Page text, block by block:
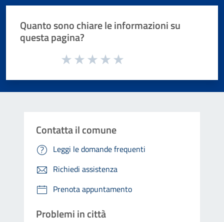
Quanto sono chiare le informazioni su
questa pagina?
Valuta da 1 a 5 stelle la pagina
Contatta il comune
Leggi le domande frequenti
Richiedi assistenza
Prenota appuntamento
Problemi in città